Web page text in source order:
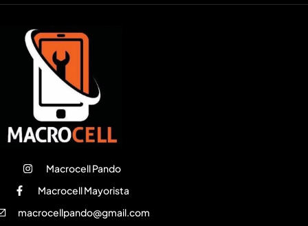
Macrocell Pando
Macrocell Mayorista
macrocellpando@gmail.com